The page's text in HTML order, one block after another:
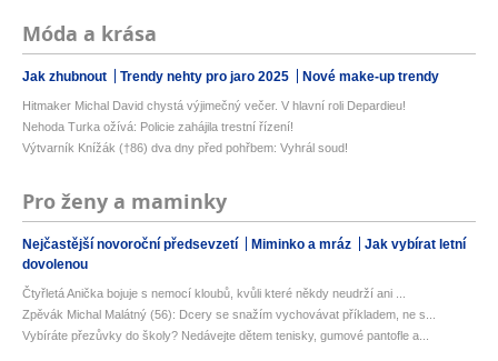
Móda a krása
Jak zhubnout Trendy nehty pro jaro 2025 Nové make-up trendy
Hitmaker Michal David chystá výjimečný večer. V hlavní roli Depardieu!
Nehoda Turka ožívá: Policie zahájila trestní řízení!
Výtvarník Knížák (†86) dva dny před pohřbem: Vyhrál soud!
Pro ženy a maminky
Nejčastější novoroční předsevzetí Miminko a mráz
Jak vybírat letní
dovolenou
Čtyřletá Anička bojuje s nemocí kloubů, kvůli které někdy neudrží ani ...
Zpěvák Michal Malátný (56): Dcery se snažím vychovávat příkladem, ne s...
Vybíráte přezůvky do školy? Nedávejte dětem tenisky, gumové pantofle a...